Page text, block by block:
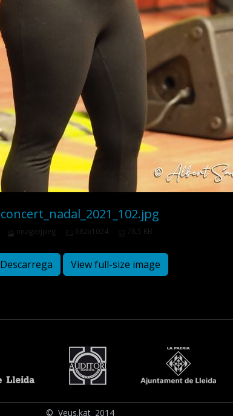
concert_nadal_2021_102.jpg
image/jpeg 682x1024 78.5 KB
Descarrega View full-size image
© Veus.kat 2014